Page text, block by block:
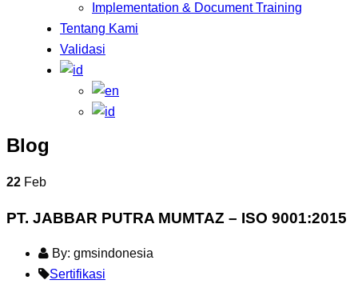
Implementation & Document Training
Tentang Kami
Validasi
Blog
22 Feb
PT. JABBAR PUTRA MUMTAZ – ISO 9001:2015
By: gmsindonesia
Sertifikasi